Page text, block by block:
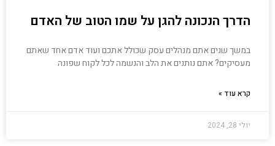
הדרך הנכונה להגן על שמו הטוב של האדם
במשך שנים אתם מנהלים עסק שכולל אתכם ועוד אדם אחד שאתם
מעסיקים? אתם נותנים את הלב והנשמה לכל לקוח שפונה
קרא עוד »
יולי 28, 2024